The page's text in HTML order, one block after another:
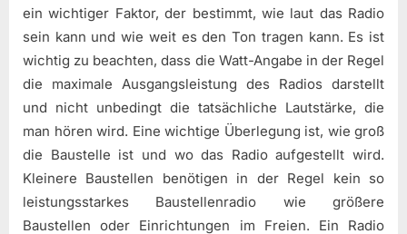
ein wichtiger Faktor, der bestimmt, wie laut das Radio
sein kann und wie weit es den Ton tragen kann. Es ist
wichtig zu beachten, dass die Watt-Angabe in der Regel
die maximale Ausgangsleistung des Radios darstellt
und nicht unbedingt die tatsächliche Lautstärke, die
man hören wird. Eine wichtige Überlegung ist, wie groß
die Baustelle ist und wo das Radio aufgestellt wird.
Kleinere Baustellen benötigen in der Regel kein so
leistungsstarkes Baustellenradio wie größere
Baustellen oder Einrichtungen im Freien. Ein Radio